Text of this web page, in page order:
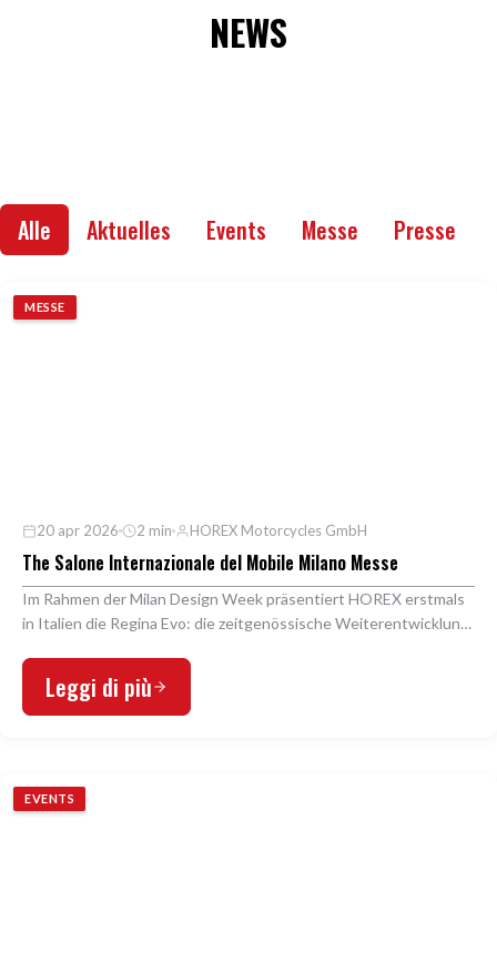
NEWS
Alle Aktuelles Events Messe Presse
MESSE
20 apr 2026 2 min HOREX Motorcycles GmbH
The Salone Internazionale del Mobile Milano Messe
Im Rahmen der Milan Design Week präsentiert HOREX erstmals
in Italien die Regina Evo: die zeitgenössische Weiterentwicklung
Leggi di più
EVENTS